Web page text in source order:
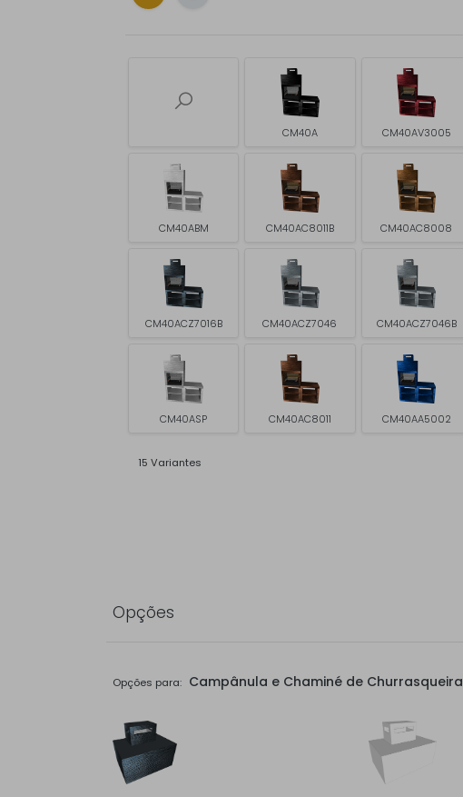
CM40A CM40AV3005
CM40ABM CM40AC8011B CM40AC8008
CM40ACZ7016B CM40ACZ7046 CM40ACZ7046B
CM40ASP CM40AC8011 CM40AA5002
15 Variantes
Opções
Opções para: Campânula e Chaminé de Churrasqueira